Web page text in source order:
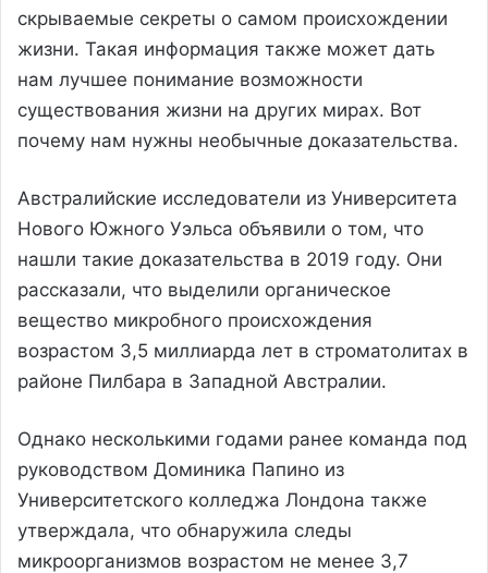
скрываемые секреты о самом происхождении
жизни. Такая информация также может дать
нам лучшее понимание возможности
существования жизни на других мирах. Вот
почему нам нужны необычные доказательства.
Австралийские исследователи из Университета
Нового Южного Уэльса объявили о том, что
нашли такие доказательства в 2019 году. Они
рассказали, что выделили органическое
вещество микробного происхождения
возрастом 3,5 миллиарда лет в строматолитах в
районе Пилбара в Западной Австралии.
Однако несколькими годами ранее команда под
руководством Доминика Папино из
Университетского колледжа Лондона также
утверждала, что обнаружила следы
микроорганизмов возрастом не менее 3,7